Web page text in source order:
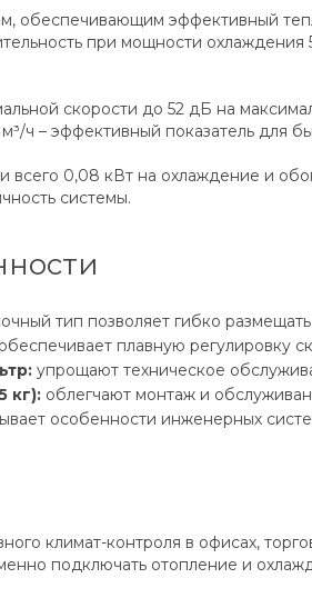
обеспечивающим эффективный
при мощности
скорости до 52 дБ на
ч – эффективный показатель для
всего 0,08 кВт на охлаждение и
системы.
тип позволяет гибко
обеспечивает плавную регулировку
упрощают техническое
кг): облегчают монтаж и
особенности инженерных
климат-контроля в офисах,
подключать отопление и